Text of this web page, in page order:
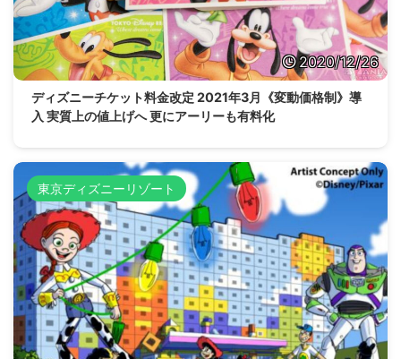
2020/12/26
ディズニーチケット料金改定 2021年3月《変動価格制》導
入 実質上の値上げへ 更にアーリーも有料化
東京ディズニーリゾート